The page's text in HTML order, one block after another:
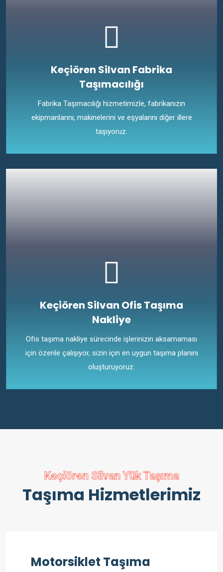
Keçiören Silvan Fabrika
Taşımacılığı
Fabrika Taşımacılığı hizmetimizle, fabrikanızın
ekipmanlarını, makinelerini ve eşyalarını diğer illere
taşıyoruz.
Keçiören Silvan Ofis Taşıma
Nakliye
Ofis taşıma nakliye sürecinde işlerinizin aksamaması
için özenle çalışıyor, sizin için en uygun taşıma planını
oluşturuyoruz.
Keçiören Silvan Yük Taşıma
Taşıma Hizmetlerimiz
Motorsiklet Taşıma